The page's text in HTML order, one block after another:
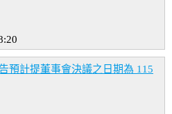
預計提董事會決議之日期為 115